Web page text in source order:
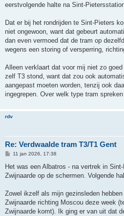
eerstvolgende halte na Sint-
Dat er bij het rondrijden te Sint-Pieters
niet ongewoon, want dat gebeurt
dan even vermoed dat de tram op
wegens een storing of versperring,
Alleen verklaart dat voor mij niet zo
zelf T3 stond, want dat zou ook
aangepast moeten worden, tenzij ook
ingegrepen. Over welk type tram
rdv
Re: Verdwaalde tram T3/T1 Gent
B
r
c
11 jan 2026, 17:38
Het was een Albatros - na vertrek in
Zwijnaarde op de schermen. Volgende
Zowel ikzelf als mijn gezinsleden
Zwijnaarde richting Moscou deze week
Zwijnaarde komt). Ik ging er van uit dat